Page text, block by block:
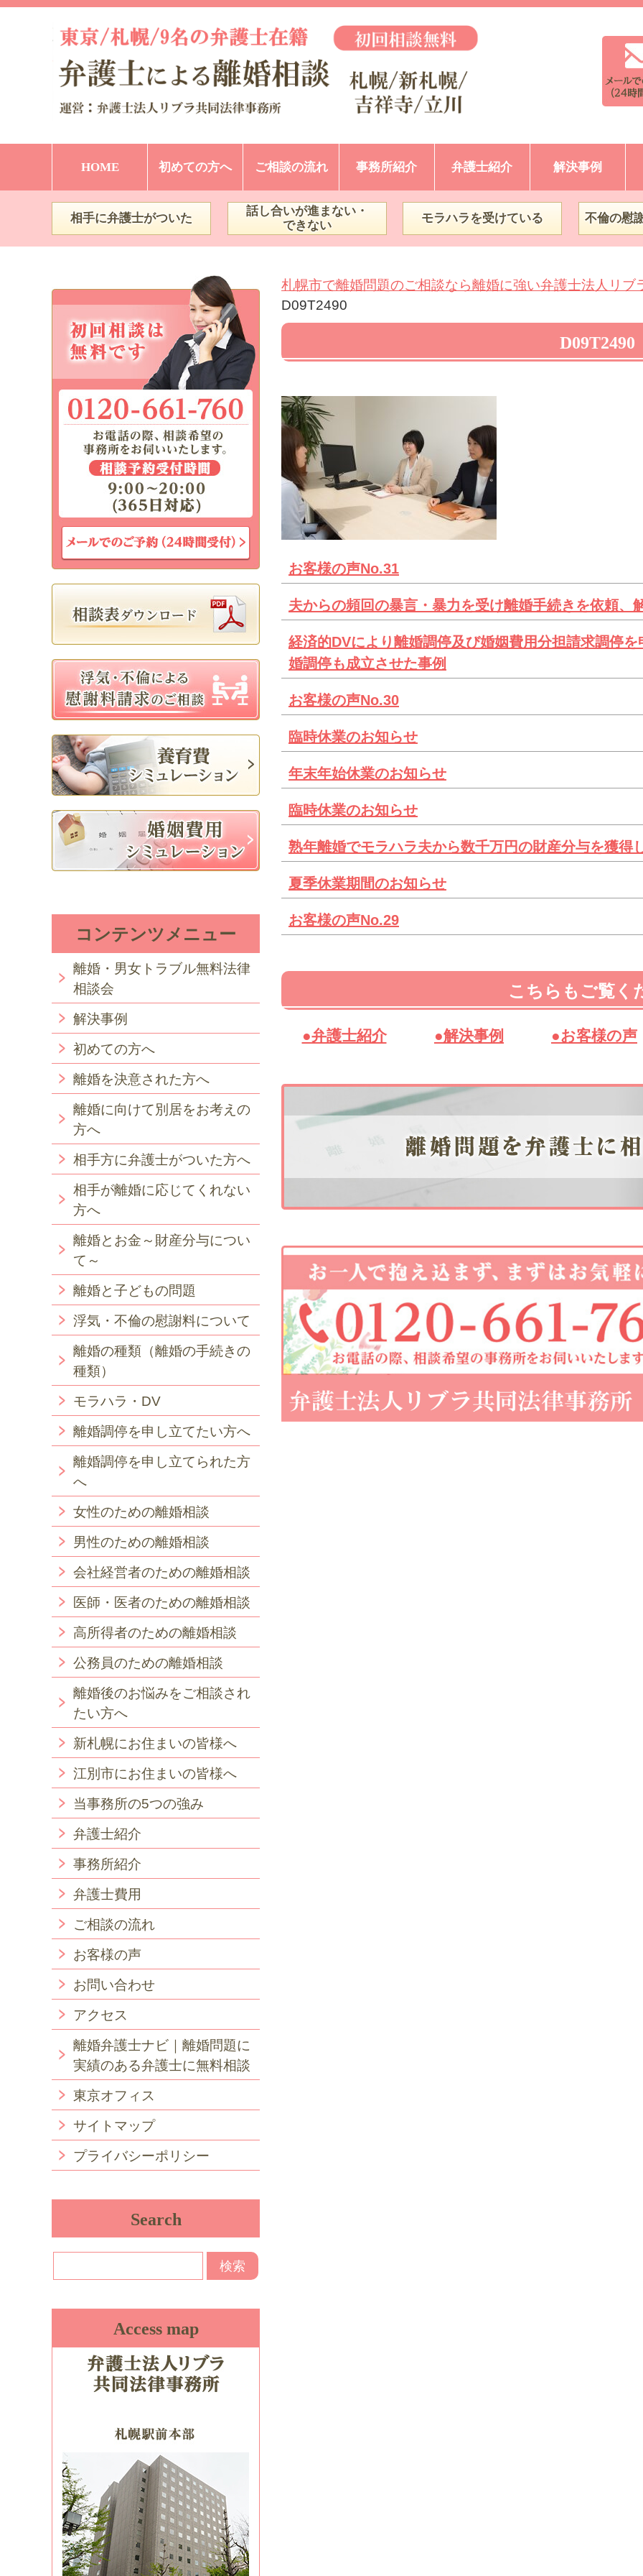
HOME 初めての方へ ご相談の流れ 事務所紹介 弁護士紹介 解決事例
相手に弁護士がついた
話し合いが進まない・
できない
モラハラを受けている 不倫の慰
札幌市で離婚問題のご相談なら離婚に強い弁護士法人リブ
D09T2490
D09T2490
お客様の声No.31
夫からの頻回の暴言・暴力を受け離婚手続きを依頼、
経済的DVにより離婚調停及び婚姻費用分担請求調停
婚調停も成立させた事例
お客様の声No.30
臨時休業のお知らせ
年末年始休業のお知らせ
臨時休業のお知らせ
熟年離婚でモラハラ夫から数千万円の財産分与を獲得
夏季休業期間のお知らせ
お客様の声No.29
こちらもご覧く
●弁護士紹介 ●解決事例 ●お客様の声
コンテンツメニュー
離婚・男女トラブル無料法律
相談会
解決事例
初めての方へ
離婚を決意された方へ
離婚に向けて別居をお考えの
方へ
相手方に弁護士がついた方へ
相手が離婚に応じてくれない
方へ
離婚とお金～財産分与につい
て～
離婚と子どもの問題
浮気・不倫の慰謝料について
離婚の種類（離婚の手続きの
種類）
モラハラ・DV
離婚調停を申し立てたい方へ
離婚調停を申し立てられた方
へ
女性のための離婚相談
男性のための離婚相談
会社経営者のための離婚相談
医師・医者のための離婚相談
高所得者のための離婚相談
公務員のための離婚相談
離婚後のお悩みをご相談され
たい方へ
新札幌にお住まいの皆様へ
江別市にお住まいの皆様へ
当事務所の5つの強み
弁護士紹介
事務所紹介
弁護士費用
ご相談の流れ
お客様の声
お問い合わせ
アクセス
離婚弁護士ナビ｜離婚問題に
実績のある弁護士に無料相談
東京オフィス
サイトマップ
プライバシーポリシー
Search
Access map